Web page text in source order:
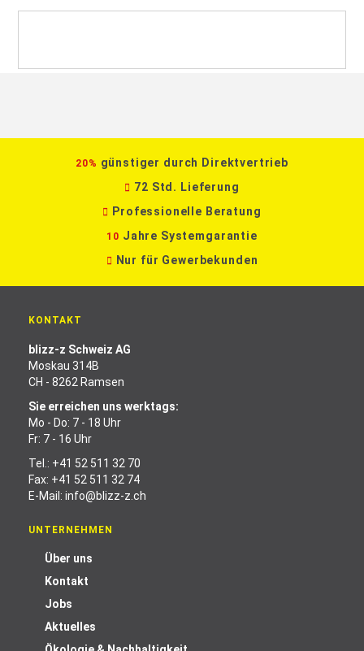
20% günstiger durch Direktvertrieb
72 Std. Lieferung
Professionelle Beratung
10 Jahre Systemgarantie
Nur für Gewerbekunden
KONTAKT
blizz-z Schweiz AG
Moskau 314B
CH - 8262 Ramsen
Sie erreichen uns werktags:
Mo - Do: 7 - 18 Uhr
Fr: 7 - 16 Uhr
Tel.: +41 52 511 32 70
Fax: +41 52 511 32 74
E-Mail: info@blizz-z.ch
UNTERNEHMEN
Über uns
Kontakt
Jobs
Aktuelles